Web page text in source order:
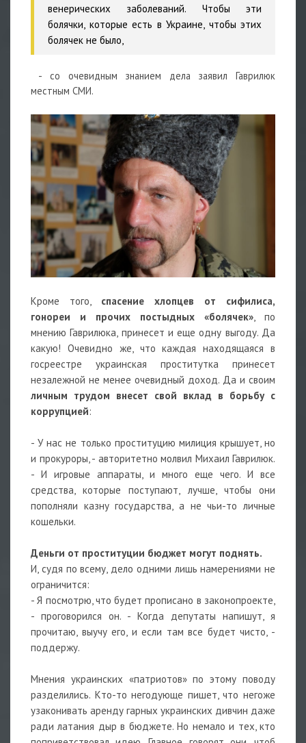
венерических заболеваний. Чтобы эти
болячки, которые есть в Украине, чтобы этих
болячек не было,
- со очевидным знанием дела заявил Гаврилюк
местным СМИ.
Кроме того, спасение хлопцев от сифилиса,
гонореи и прочих постыдных «болячек», по
мнению Гаврилюка, принесет и еще одну выгоду. Да
какую! Очевидно же, что каждая находящаяся в
госреестре украинская проститутка принесет
незалежной не менее очевидный доход. Да и своим
личным трудом внесет свой вклад в борьбу с
коррупцией:
- У нас не только проституцию милиция крышует, но
и прокуроры, - авторитетно молвил Михаил Гаврилюк.
- И игровые аппараты, и много еще чего. И все
средства, которые поступают, лучше, чтобы они
пополняли казну государства, а не чьи-то личные
кошельки.
Деньги от проституции бюджет могут поднять.
И, судя по всему, дело одними лишь намерениями не
ограничится:
- Я посмотрю, что будет прописано в законопроекте,
- проговорился он. - Когда депутаты напишут, я
прочитаю, выучу его, и если там все будет чисто, -
поддержу.
Мнения украинских «патриотов» по этому поводу
разделились. Кто-то негодующе пишет, что негоже
узаконивать аренду гарных украинских дивчин даже
ради латания дыр в бюджете. Но немало и тех, кто